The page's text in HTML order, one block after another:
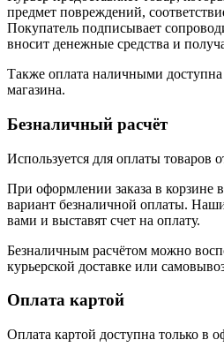
предмет повреждений,
Покупатель подписывает
вносит денежные средства и
Также оплата наличными
магазина.
Безналичный расчёт
Используется для оплаты товаров
При оформлении заказа в корзине
вариант безналичной оплаты.
вами и выставят счет на оплату.
Безналичным расчётом можно
курьерской доставке или
Оплата картой
Оплата картой доступна только в